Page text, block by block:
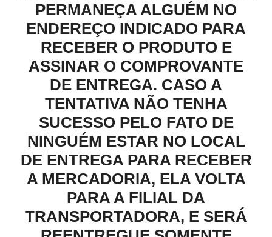
PERMANEÇA ALGUÉM NO
ENDEREÇO INDICADO PARA
RECEBER O PRODUTO E
ASSINAR O COMPROVANTE
DE ENTREGA. CASO A
TENTATIVA NÃO TENHA
SUCESSO PELO FATO DE
NINGUÉM ESTAR NO LOCAL
DE ENTREGA PARA RECEBER
A MERCADORIA, ELA VOLTA
PARA A FILIAL DA
TRANSPORTADORA, E SERÁ